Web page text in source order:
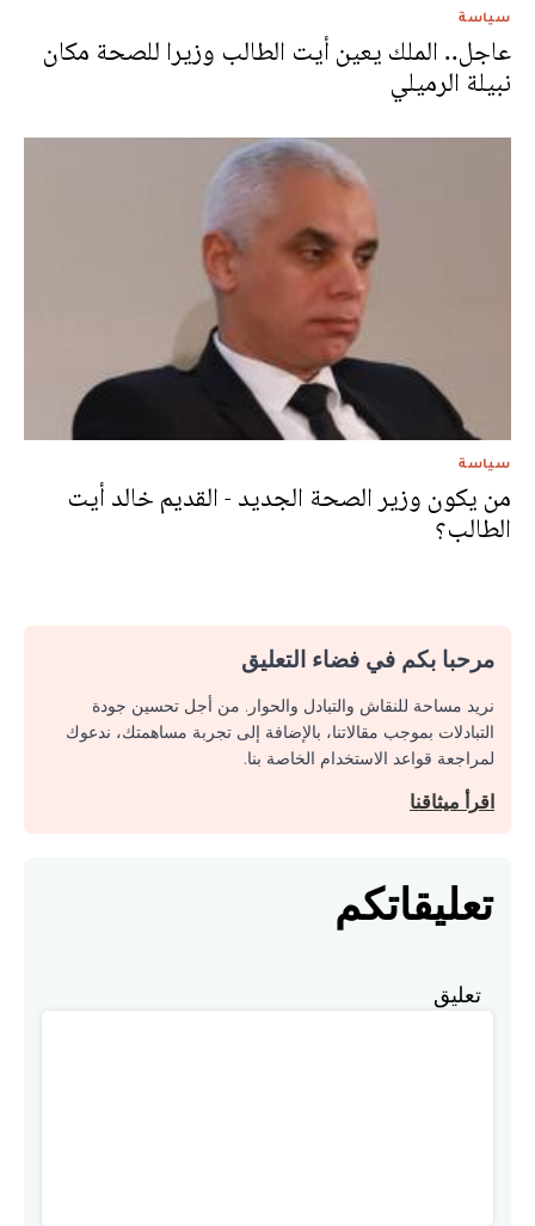
سياسة
عاجل.. الملك يعين أيت الطالب وزيرا للصحة مكان
نبيلة الرميلي
سياسة
من يكون وزير الصحة الجديد - القديم خالد أيت
الطالب؟
مرحبا بكم في فضاء التعليق
نريد مساحة للنقاش والتبادل والحوار. من أجل تحسين جودة
التبادلات بموجب مقالاتنا، بالإضافة إلى تجربة مساهمتك، ندعوك
لمراجعة قواعد الاستخدام الخاصة بنا.
اقرأ ميثاقنا
تعليقاتكم
تعليق